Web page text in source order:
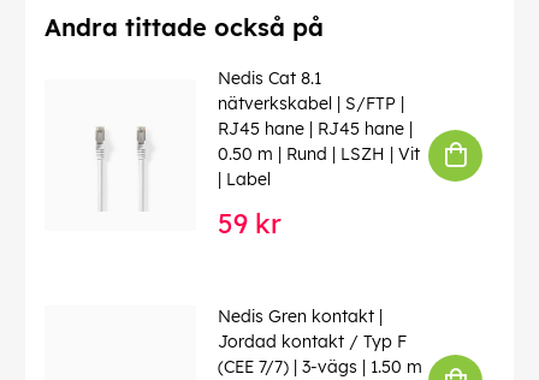
Andra tittade också på
Nedis Cat 8.1
nätverkskabel | S/FTP |
RJ45 hane | RJ45 hane |
0.50 m | Rund | LSZH | Vit
| Label
59 kr
Nedis Gren kontakt |
Jordad kontakt / Typ F
(CEE 7/7) | 3-vägs | 1.50 m